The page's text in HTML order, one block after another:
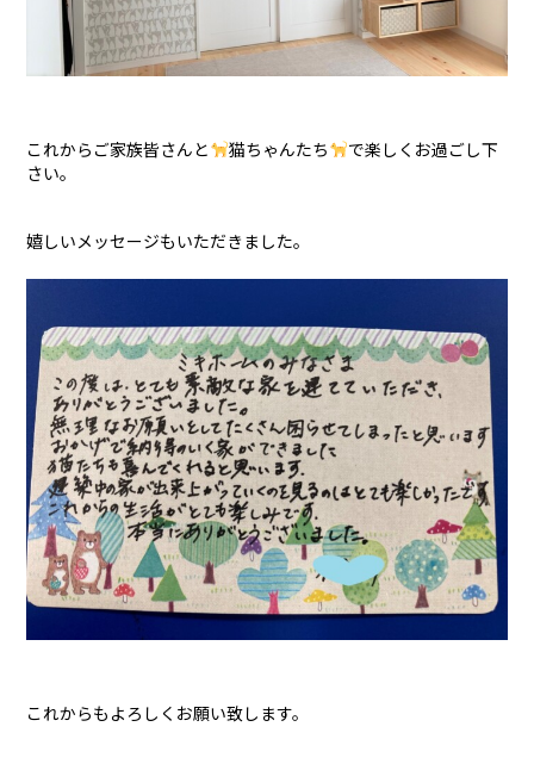
これからご家族皆さんと 猫ちゃんたち
で楽しくお過ごし下
さい。
嬉しいメッセージもいただきました。
これからもよろしくお願い致します。